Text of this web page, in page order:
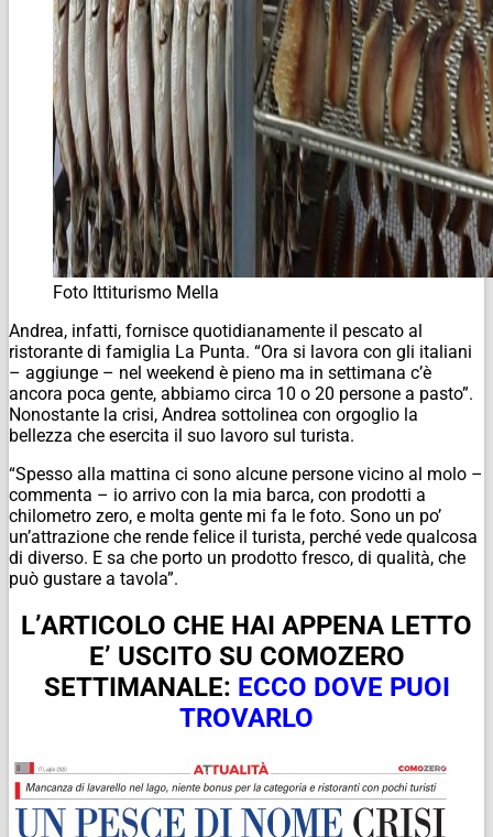
Foto Ittiturismo Mella
Andrea, infatti, fornisce quotidianamente il pescato al
ristorante di famiglia La Punta. “Ora si lavora con gli italiani
– aggiunge – nel weekend è pieno ma in settimana c’è
ancora poca gente, abbiamo circa 10 o 20 persone a pasto”.
Nonostante la crisi, Andrea sottolinea con orgoglio la
bellezza che esercita il suo lavoro sul turista.
“Spesso alla mattina ci sono alcune persone vicino al molo –
commenta – io arrivo con la mia barca, con prodotti a
chilometro zero, e molta gente mi fa le foto. Sono un po’
un’attrazione che rende felice il turista, perché vede qualcosa
di diverso. E sa che porto un prodotto fresco, di qualità, che
può gustare a tavola”.
L’ARTICOLO CHE HAI APPENA LETTO
E’ USCITO SU COMOZERO
SETTIMANALE: ECCO DOVE PUOI
TROVARLO